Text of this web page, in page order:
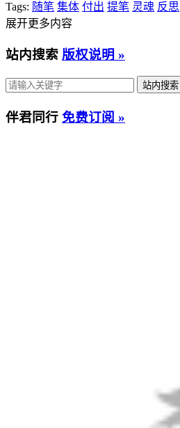
Tags: 随笔 集体 付出 提笔 灵魂 反思
展开更多内容
站内搜索 版权说明 »
伴君同行 免费订阅 »